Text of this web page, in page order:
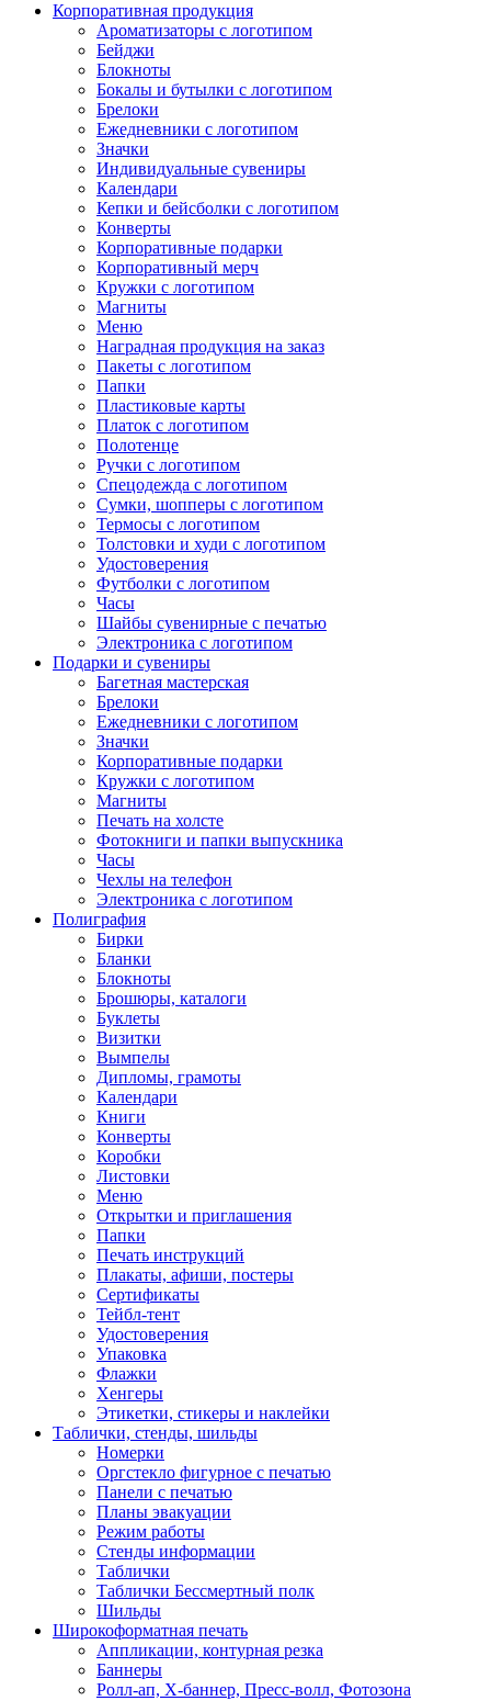
Корпоративная продукция
Ароматизаторы с логотипом
Бейджи
Блокноты
Бокалы и бутылки с логотипом
Брелоки
Ежедневники с логотипом
Значки
Индивидуальные сувениры
Календари
Кепки и бейсболки с логотипом
Конверты
Корпоративные подарки
Корпоративный мерч
Кружки с логотипом
Магниты
Меню
Наградная продукция на заказ
Пакеты с логотипом
Папки
Пластиковые карты
Платок с логотипом
Полотенце
Ручки с логотипом
Спецодежда с логотипом
Сумки, шопперы с логотипом
Термосы с логотипом
Толстовки и худи с логотипом
Удостоверения
Футболки с логотипом
Часы
Шайбы сувенирные с печатью
Электроника с логотипом
Подарки и сувениры
Багетная мастерская
Брелоки
Ежедневники с логотипом
Значки
Корпоративные подарки
Кружки с логотипом
Магниты
Печать на холсте
Фотокниги и папки выпускника
Часы
Чехлы на телефон
Электроника с логотипом
Полиграфия
Бирки
Бланки
Блокноты
Брошюры, каталоги
Буклеты
Визитки
Вымпелы
Дипломы, грамоты
Календари
Книги
Конверты
Коробки
Листовки
Меню
Открытки и приглашения
Папки
Печать инструкций
Плакаты, афиши, постеры
Сертификаты
Тейбл-тент
Удостоверения
Упаковка
Флажки
Хенгеры
Этикетки, стикеры и наклейки
Таблички, стенды, шильды
Номерки
Оргстекло фигурное с печатью
Панели с печатью
Планы эвакуации
Режим работы
Стенды информации
Таблички
Таблички Бессмертный полк
Шильды
Широкоформатная печать
Аппликации, контурная резка
Баннеры
Ролл-ап, X-баннер, Пресс-волл, Фотозона